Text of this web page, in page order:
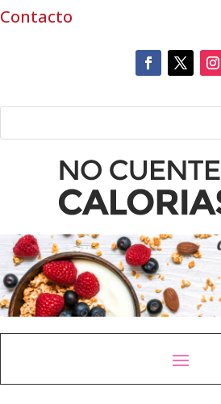
Contacto